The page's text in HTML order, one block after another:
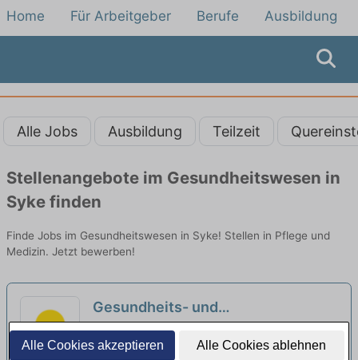
Alle Cookies akzeptieren Alle Cookies ablehnen
Home Für Arbeitgeber Berufe Ausbildung
Alle Jobs Ausbildung Teilzeit
Stellenangebote im Gesundheitswesen in
Syke finden
Finde Jobs im Gesundheitswesen in Syke! Stellen in Pflege und
Medizin. Jetzt bewerben!
Gesundheits- und
Krankenpfleger:in (m/w/d) für eine
Geriatrie-Station - Hier sind Sie
Fachkrankenhaus Achim für Geriatrie und
Orthopädie | Achim